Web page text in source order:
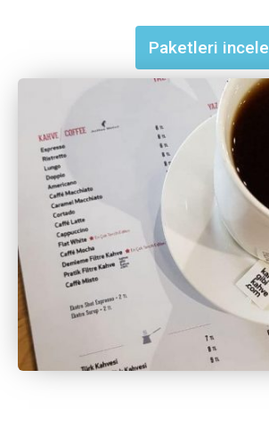
Paketleri incele